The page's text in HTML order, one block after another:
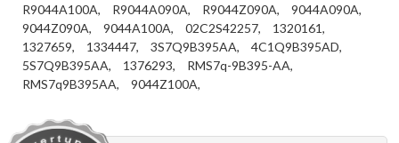
R9044A100A,
R9044A090A, R9044Z090A,
9044A090A,
9044Z090A,
9044A100A, 02C2S42257,
1320161,
1327659,
1334447, 3S7Q9B395AA,
4C1Q9B395AD,
5S7Q9B395AA,
1376293,
RMS7q-9B395-AA,
RMS7q9B395AA,
9044Z100A,